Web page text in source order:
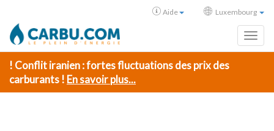
Aide Luxembourg
! Conflit iranien : fortes fluctuations des prix des
carburants ! En savoir plus...